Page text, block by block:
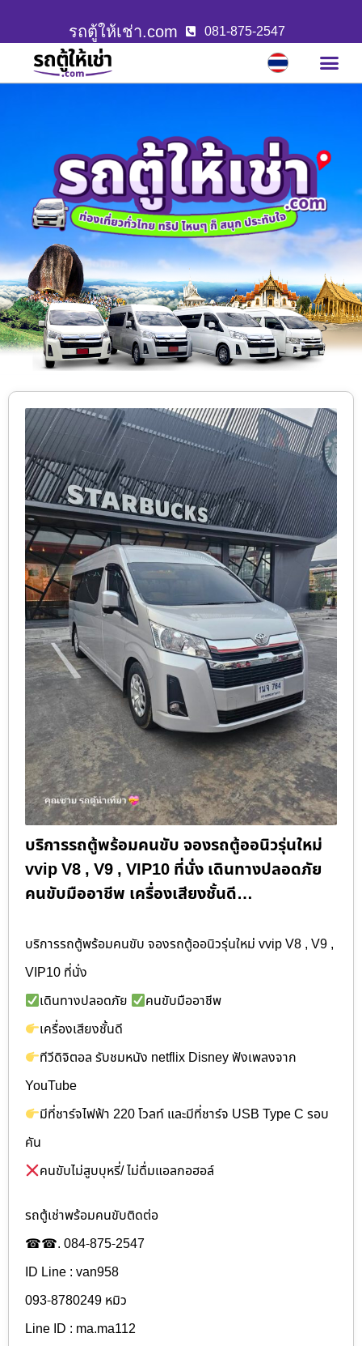
รถตู้ให้เช่า.com 081-875-2547
บริการรถตู้พร้อมคนขับ จองรถตู้ออนิวรุ่นใหม่
vvip V8 , V9 , VIP10 ที่นั่ง เดินทางปลอดภัย
คนขับมืออาชีพ เครื่องเสียงชั้นดี…
บริการรถตู้พร้อมคนขับ จองรถตู้ออนิวรุ่นใหม่ vvip V8 , V9 ,
VIP10 ที่นั่ง
เดินทางปลอดภัย
คนขับมืออาชีพ
เครื่องเสียงชั้นดี
ทีวีดิจิตอล รับชมหนัง netflix Disney ฟังเพลงจาก
YouTube
มีที่ชาร์จไฟฟ้า 220 โวลท์ และมีที่ชาร์จ USB Type C รอบ
คัน
คนขับไม่สูบบุหรี่/ ไม่ดื่มแอลกอฮอล์
รถตู้เช่าพร้อมคนขับติดต่อ
☎☎. 084-875-2547
ID Line : van958
093-8780249 หมิว
Line ID : ma.ma112